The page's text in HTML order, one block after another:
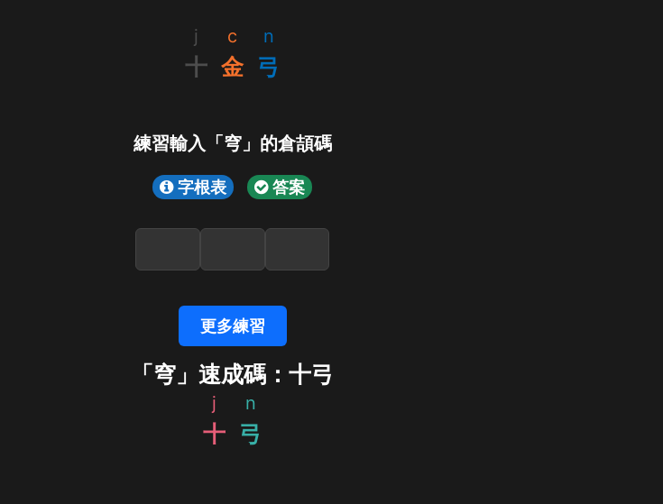
j
十
c
金
n
弓
練習輸入「穹」的倉頡碼
字根表 答案
更多練習
「穹」速成碼：十弓
j
十
n
弓